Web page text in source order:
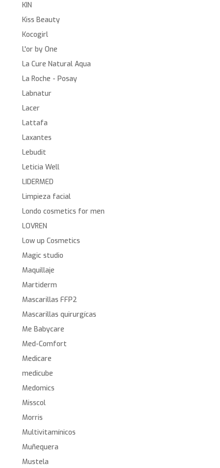
KIN
Kiss Beauty
Kocogirl
L'or by One
La Cure Natural Aqua
La Roche - Posay
Labnatur
Lacer
Lattafa
Laxantes
Lebudit
Leticia Well
LIDERMED
Limpieza facial
Londo cosmetics for men
LOVREN
Low up Cosmetics
Magic studio
Maquillaje
Martiderm
Mascarillas FFP2
Mascarillas quirurgícas
Me Babycare
Med-Comfort
Medicare
medicube
Medomics
Misscol
Morris
Multivitamínicos
Muñequera
Mustela